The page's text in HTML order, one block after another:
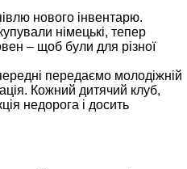
нового інвентарю.
німецькі, тепер
– щоб були для різної
передаємо молодіжній
Кожний дитячий клуб,
недорога і досить